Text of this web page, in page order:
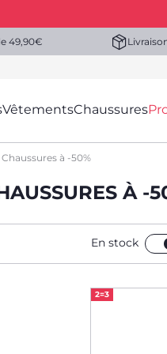
49,90€
VêtementsChaussures
à -50%
À -
En stock
2=3